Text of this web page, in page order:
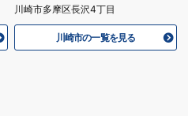
川崎市多摩区長沢4丁目
川崎市の一覧を見る